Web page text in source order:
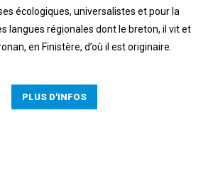
écologiques, universalistes et pour la
langues régionales dont le breton, il vit et
en Finistère, d’où il est originaire.
PLUS D'INFOS